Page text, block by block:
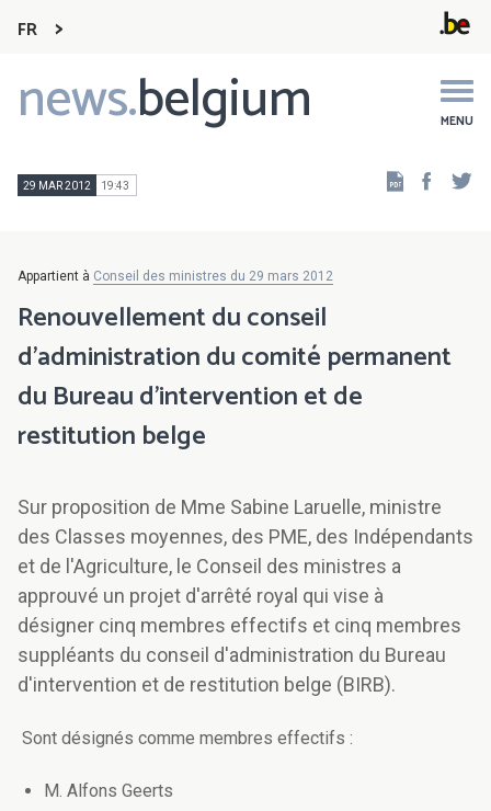
FR
news.belgium MENU
Main
navigation
29 MAR 2012 19:43
Appartient à Conseil des ministres du 29 mars 2012
Renouvellement du conseil
d'administration du comité permanent
du Bureau d'intervention et de
restitution belge
Sur proposition de Mme Sabine Laruelle, ministre
des Classes moyennes, des PME, des Indépendants
et de l'Agriculture, le Conseil des ministres a
approuvé un projet d'arrêté royal qui vise à
désigner cinq membres effectifs et cinq membres
suppléants du conseil d'administration du Bureau
d'intervention et de restitution belge (BIRB).
Sont désignés comme membres effectifs :
M. Alfons Geerts